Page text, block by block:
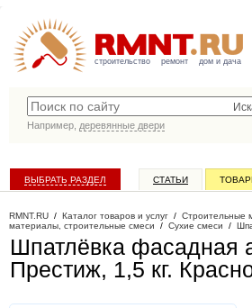
строительство ремонт дом и дача
Например, деревянные двери
ВЫБРАТЬ РАЗДЕЛ СТАТЬИ
RMNT.RU / Каталог товаров и услуг / Строительные
материалы, строительные смеси / Сухие смеси /
Шпатлёвка фасадная
Престиж, 1,5 кг.